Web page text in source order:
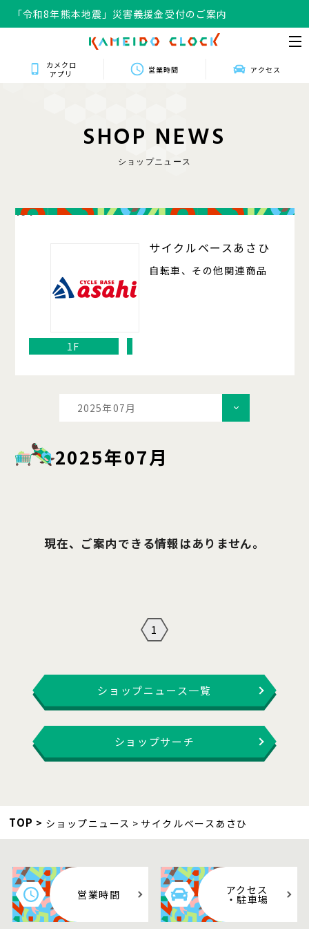
「令和8年熊本地震」災害義援金受付のご案内
カメクロ
アプリ
営業時間 アクセス
SHOP NEWS
ショップニュース
104
サイクルベースあさひ
自転車、その他関連商品
1F
2025年07月
2025年07月
現在、ご案内できる情報はありません。
1
ショップニュース一覧
ショップサーチ
TOP ショップニュース サイクルベースあさひ
営業時間 アクセス
・駐車場